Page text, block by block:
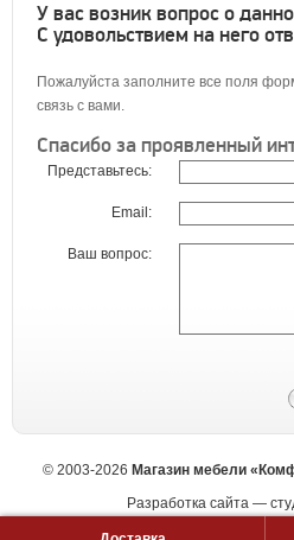
У вас возник вопрос о
С удовольствием на него
Пожалуйста заполните все поля
связь с вами.
Спасибо за проявленный
Представьтесь:
Email:
Ваш вопрос:
© 2003-2026 Магазин мебели
Разработка сайта—